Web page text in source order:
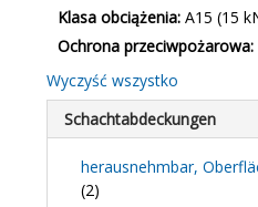
Klasa obciążenia: A15 (15
Ochrona przeciwpożarowa:
Wyczyść wszystko
Schachtabdeckungen
herausnehmbar,
(2)